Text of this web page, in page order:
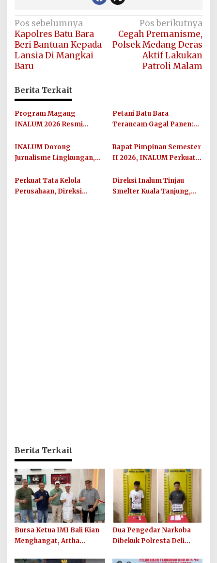
Navigasi
pos
Pos sebelumnya
Kapolres Batu Bara
Beri Bantuan Kepada
Lansia Di Mangkai
Baru
Pos berikutnya
Cegah Premanisme,
Polsek Medang Deras
Aktif Lakukan
Patroli Malam
Berita Terkait
Program Magang
INALUM 2026 Resmi
Muda Hadapi Dunia Kerja
Petani Batu Bara
Terancam Gagal Panen:
Digondol Pencuri
INALUM Dorong
Jurnalisme Lingkungan,
Lahirkan 65 Karya
Konservasi
Rapat Pimpinan Semester
II 2026, INALUM Perkuat
Perusahaan
Perkuat Tata Kelola
Perusahaan, Direksi
Direksi Inalum Tinjau
Smelter Kuala Tanjung,
Berita Terkait
Bursa Ketua IMI Bali Kian
Menghangat, Artha
Dua Pengedar Narkoba
Dibekuk Polresta Deli